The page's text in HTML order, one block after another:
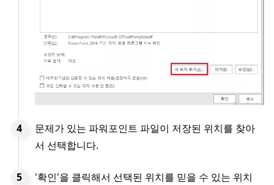
문제가 있는 파워포인트 파일이 저장된 위치를 찾아
서 선택합니다.
'확인'을 클릭해서 선택된 위치를 믿을 수 있는 위치